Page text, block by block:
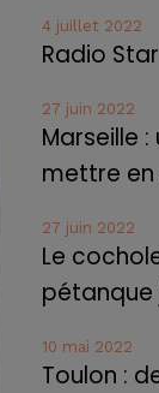
4 juillet 2022
Radio
27 juin 2022
Marseille
mettre en
27 juin 2022
Le
pétanque
10 mai 2022
Toulon :